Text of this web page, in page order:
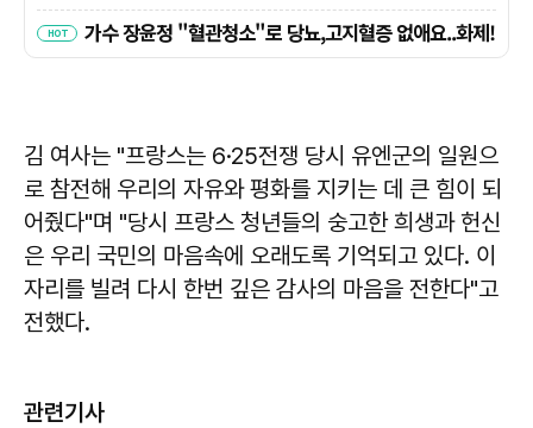
김 여사는 "프랑스는 6·25전쟁 당시 유엔군의 일원으
로 참전해 우리의 자유와 평화를 지키는 데 큰 힘이 되
어줬다"며 "당시 프랑스 청년들의 숭고한 희생과 헌신
은 우리 국민의 마음속에 오래도록 기억되고 있다. 이
자리를 빌려 다시 한번 깊은 감사의 마음을 전한다"고
전했다.
관련기사